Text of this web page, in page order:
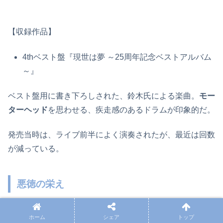
【収録作品】
4thベスト盤『現世は夢 ～25周年記念ベストアルバム
～』
ベスト盤用に書き下ろしされた、鈴木氏による楽曲。 モー
ターヘッドを思わせる、疾走感のあるドラムが印象的だ。
発売当時は、ライブ前半によく演奏されたが、最近は回数
が減っている。
悪徳の栄え
ホーム シェア トップ